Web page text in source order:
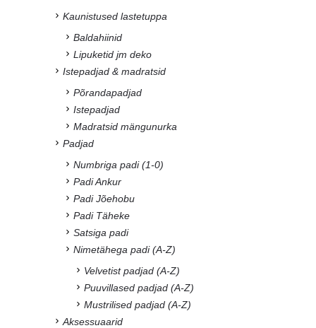
Kaunistused lastetuppa
Baldahiinid
Lipuketid jm deko
Istepadjad & madratsid
Põrandapadjad
Istepadjad
Madratsid mängunurka
Padjad
Numbriga padi (1-0)
Padi Ankur
Padi Jõehobu
Padi Täheke
Satsiga padi
Nimetähega padi (A-Z)
Velvetist padjad (A-Z)
Puuvillased padjad (A-Z)
Mustrilised padjad (A-Z)
Aksessuaarid